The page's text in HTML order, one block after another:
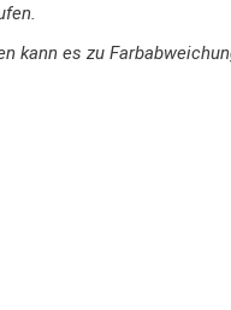
es zu